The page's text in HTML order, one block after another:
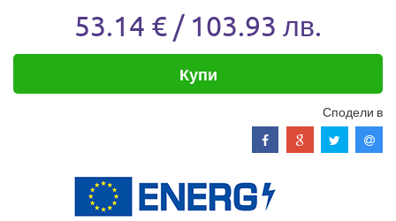
53.14 € / 103.93 лв.
Купи
Сподели в